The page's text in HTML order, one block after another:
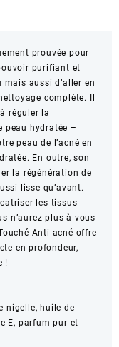
prouvée pour
purifiant et
aussi d’aller en
complète. Il
réguler la
peau hydratée –
peau de l’acné en
En outre, son
la régénération de
lisse qu’avant.
les tissus
n’aurez plus à vous
Anti-acné offre
en profondeur,
!
nigelle, huile de
E, parfum pur et